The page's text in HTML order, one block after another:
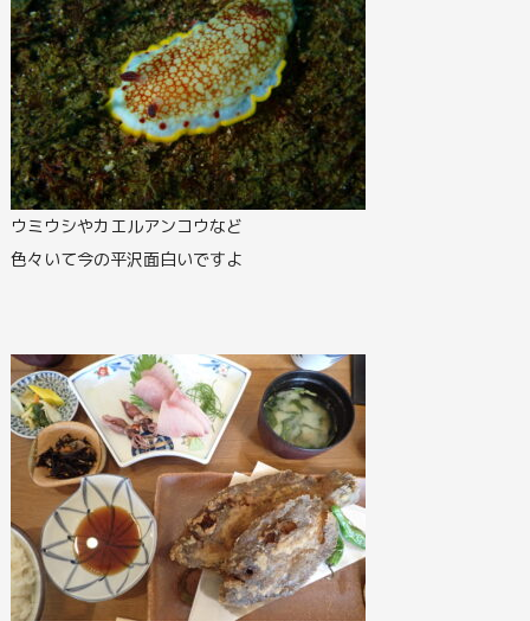
ウミウシやカエルアンコウなど
色々いて今の平沢面白いですよ